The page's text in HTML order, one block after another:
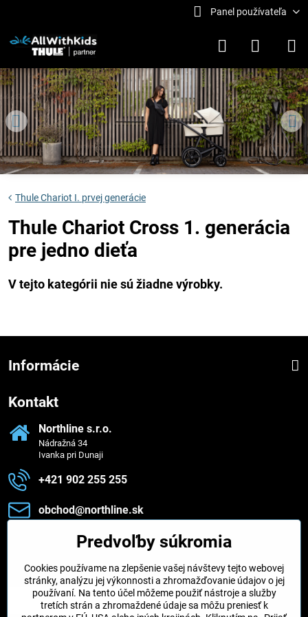
Panel používateľa
Thule Chariot I. prvej generácie
Thule Chariot Cross 1. generácia
pre jedno dieťa
Informácie
Kontakt
Northline s​.r​.o​.
Nádražná 34
Ivanka pri Dunaji
+421 902 255 255
obchod​@northline​.sk
Zavoláme vám späť
Váš telefón *
Predvoľby súkromia
Cookies používame na zlepšenie vašej návštevy tejto webovej
stránky, analýzu jej výkonnosti a zhromažďovanie údajov o jej
používaní. Na tento účel môžeme použiť nástroje a služby
tretích strán a zhromaždené údaje sa môžu preniesť k